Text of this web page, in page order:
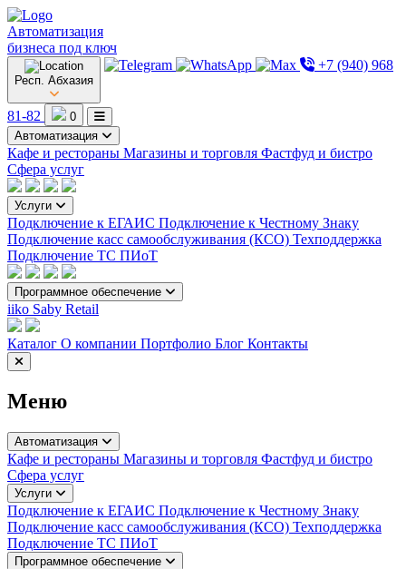
Автоматизация
бизнеса под ключ
Респ. Абхазия
+7 (940) 968
81-82
0
Автоматизация
Кафе и рестораны Магазины и торговля Фастфуд и бистро
Сфера услуг
Услуги
Подключение к ЕГАИС Подключение к Честному Знаку
Подключение касс самообслуживания (КСО) Техподдержка
Подключение ТС ПИоТ
Программное обеспечение
iiko Saby Retail
Каталог О компании Портфолио Блог Контакты
Меню
Автоматизация
Кафе и рестораны Магазины и торговля Фастфуд и бистро
Сфера услуг
Услуги
Подключение к ЕГАИС Подключение к Честному Знаку
Подключение касс самообслуживания (КСО) Техподдержка
Подключение ТС ПИоТ
Программное обеспечение